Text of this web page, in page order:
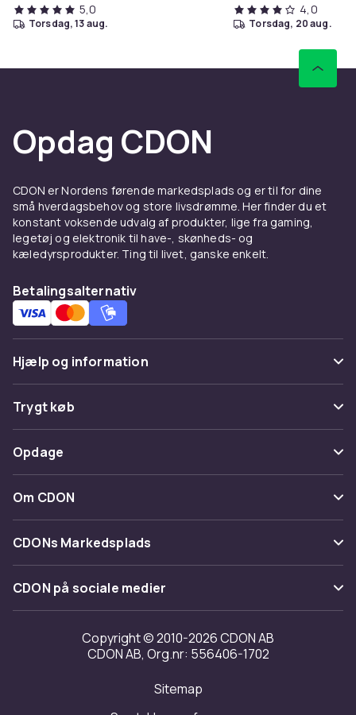
5,0
torsdag, 13 aug.
4,0
torsdag, 20 aug.
Opdag CDON
CDON er Nordens førende markedsplads og er til for dine
små hverdagsbehov og store livsdrømme. Her finder du et
konstant voksende udvalg af produkter, lige fra gaming,
legetøj og elektronik til have-, skønheds- og
kæledyrsprodukter. Ting til livet, ganske enkelt.
Betalingsalternativ
Hjælp og information
Ofte stillede spørgsmål
Spor pakke
Fortryd & returner her
Kontakt os
Trygt køb
Betaling
Levering
Tilbagekaldelser
Opdage
Kategorier
Maerke
Om CDON
Om os
Kundeanmeldelser
Arbejd på CDON
Investor relations
Tilgængelighed
CDONs Markedsplads
Merchant Help Center
CDON på sociale medier
Copyright © 2010-2026 CDON AB
CDON AB, Org.nr: 556406-1702
Sitemap